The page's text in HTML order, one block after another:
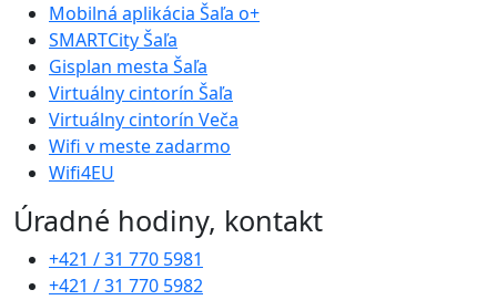
Mobilná aplikácia Šaľa o+
SMARTCity Šaľa
Gisplan mesta Šaľa
Virtuálny cintorín Šaľa
Virtuálny cintorín Veča
Wifi v meste zadarmo
Wifi4EU
Úradné hodiny, kontakt
+421 / 31 770 5981
+421 / 31 770 5982